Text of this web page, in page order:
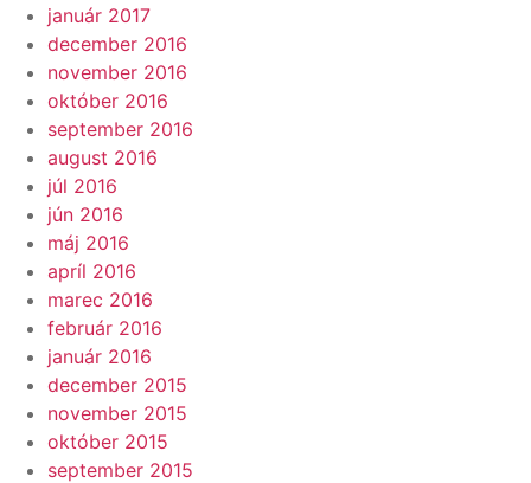
január 2017
december 2016
november 2016
október 2016
september 2016
august 2016
júl 2016
jún 2016
máj 2016
apríl 2016
marec 2016
február 2016
január 2016
december 2015
november 2015
október 2015
september 2015